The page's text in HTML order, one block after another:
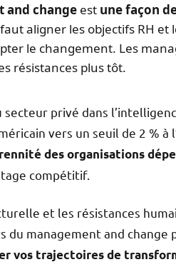
and change est une façon
aligner les objectifs RH et
le changement. Les
résistances plus tôt.
secteur privé dans
vers un seuil de 2 %
des organisations
compétitif.
et les résistances
du management and
vos trajectoires de